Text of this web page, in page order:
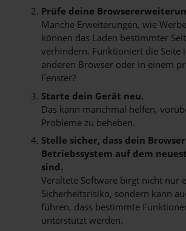
Prüfe deine
Manche Erweiterungen, wie
können das Laden bestimmter
verhindern. Funktioniert die Seite
anderen Browser oder in einem
Fenster?
Starte dein Gerät neu.
Das kann manchmal helfen,
Probleme zu beheben.
Stelle sicher, dass dein
Betriebssystem auf dem
sind.
Veraltete Software birgt nicht nur
Sicherheitsrisiko, sondern kann
führen, dass bestimmte
unterstützt werden.